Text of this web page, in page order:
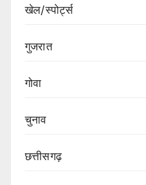
खेल/स्पोर्ट्स
गुजरात
गोवा
चुनाव
छत्तीसगढ़